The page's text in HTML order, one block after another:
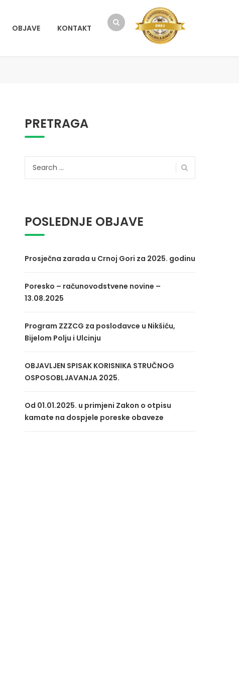
OBJAVE KONTAKT
PRETRAGA
POSLEDNJE OBJAVE
Prosječna zarada u Crnoj Gori za 2025. godinu
Poresko – računovodstvene novine –
13.08.2025
Program ZZZCG za poslodavce u Nikšiću,
Bijelom Polju i Ulcinju
OBJAVLJEN SPISAK KORISNIKA STRUČNOG
OSPOSOBLJAVANJA 2025.
Od 01.01.2025. u primjeni Zakon o otpisu
kamate na dospjele poreske obaveze